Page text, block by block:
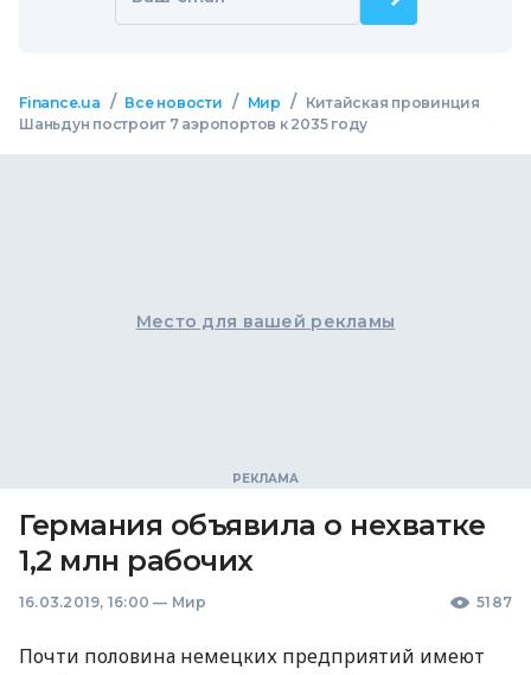
Finance.ua / Все новости / Мир /
Китайская провинция
Шаньдун построит 7 аэропортов к 2035 году
Место для вашей рекламы
Германия объявила о нехватке
1,2 млн рабочих
16.03.2019, 16:00 — Мир 5187
Почти половина немецких предприятий имеют